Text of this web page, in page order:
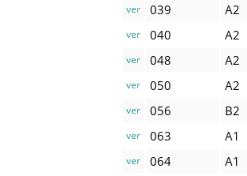
ver 039 A2
ver 040 A2
ver 048 A2
ver 050 A2
ver 056 B2
ver 063 A1
ver 064 A1